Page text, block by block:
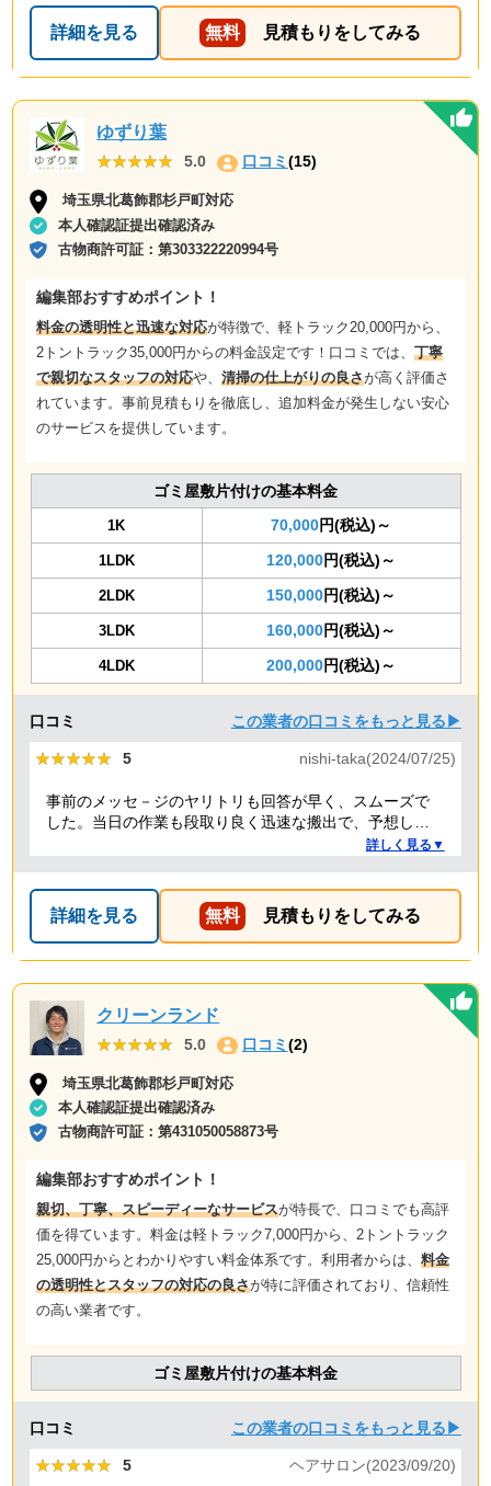
詳細を見る 無料 見積もりをしてみる
ゆずり葉
★★★★★
★★★★★ 5.0 口コミ(15)
埼玉県北葛飾郡杉戸町対応
本人確認証提出確認済み
古物商許可証：第303322220994号
編集部おすすめポイント！
料金の透明性と迅速な対応が特徴で、軽トラック20,000円から、
2トントラック35,000円からの料金設定です！口コミでは、 丁寧
で親切なスタッフの対応や、 清掃の仕上がりの良さが高く評価さ
れています。事前見積もりを徹底し、追加料金が発生しない安心
のサービスを提供しています。
ゴミ屋敷片付けの基本料金
1K 70,000円(税込)～
1LDK 120,000円(税込)～
2LDK 150,000円(税込)～
3LDK 160,000円(税込)～
4LDK 200,000円(税込)～
口コミ この業者の口コミをもっと見る▶
★★★★★
★★★★★ 5 nishi-taka(2024/07/25)
事前のメッセ－ジのヤリトリも回答が早く、スムーズで
した。当日の作業も段取り良く迅速な搬出で、予想して
いた時間よりも短時間で完了。 事前打ち合わせ・当日作
詳しく見る▼
詳細を見る 無料 見積もりをしてみる
クリーンランド
★★★★★
★★★★★ 5.0 口コミ (2)
埼玉県北葛飾郡杉戸町対応
本人確認証提出確認済み
古物商許可証：第431050058873号
編集部おすすめポイント！
親切、丁寧、スピーディーなサービスが特長で、口コミでも高評
価を得ています。料金は軽トラック7,000円から、2トントラック
25,000円からとわかりやすい料金体系です。利用者からは、 料金
の透明性とスタッフの対応の良さが特に評価されており、信頼性
の高い業者です。
ゴミ屋敷片付けの基本料金
口コミ この業者の口コミをもっと見る▶
★★★★★
★★★★★ 5 ヘアサロン(2023/09/20)